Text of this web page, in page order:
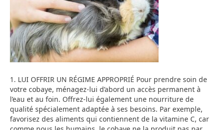
1. LUI OFFRIR UN RÉGIME APPROPRIÉ Pour prendre soin de
votre cobaye, ménagez-lui d’abord un accès permanent à
l’eau et au foin. Offrez-lui également une nourriture de
qualité spécialement adaptée à ses besoins. Par exemple,
favorisez des aliments qui contiennent de la vitamine C, car